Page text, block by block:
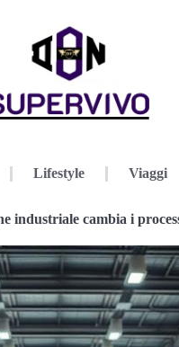
Lifestyle Viaggi
industriale cambia i